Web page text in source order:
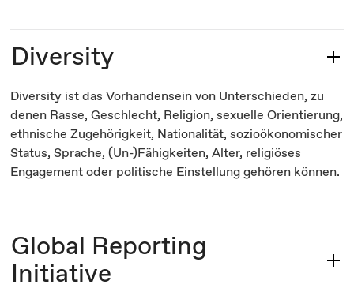
Diversity
Diversity ist das Vorhandensein von Unterschieden, zu
denen Rasse, Geschlecht, Religion, sexuelle Orientierung,
ethnische Zugehörigkeit, Nationalität, sozioökonomischer
Status, Sprache, (Un-)Fähigkeiten, Alter, religiöses
Engagement oder politische Einstellung gehören können.
Global Reporting
Initiative